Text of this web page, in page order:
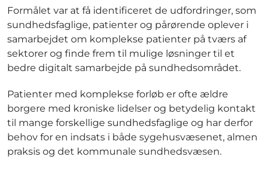
Formålet var at få identificeret de udfordringer, som
sundhedsfaglige, patienter og pårørende oplever i
samarbejdet om komplekse patienter på tværs af
sektorer og finde frem til mulige løsninger til et
bedre digitalt samarbejde på sundhedsområdet.
Patienter med komplekse forløb er ofte ældre
borgere med kroniske lidelser og betydelig kontakt
til mange forskellige sundhedsfaglige og har derfor
behov for en indsats i både sygehusvæsenet, almen
praksis og det kommunale sundhedsvæsen.